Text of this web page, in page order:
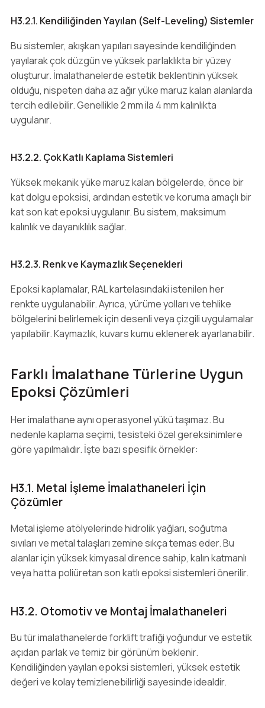
H3.2.1. Kendiliğinden Yayılan (Self-Leveling) Sistemler
Bu sistemler, akışkan yapıları sayesinde kendiliğinden
yayılarak çok düzgün ve yüksek parlaklıkta bir yüzey
oluşturur. İmalathanelerde estetik beklentinin yüksek
olduğu, nispeten daha az ağır yüke maruz kalan alanlarda
tercih edilebilir. Genellikle 2 mm ila 4 mm kalınlıkta
uygulanır.
H3.2.2. Çok Katlı Kaplama Sistemleri
Yüksek mekanik yüke maruz kalan bölgelerde, önce bir
kat dolgu epoksisi, ardından estetik ve koruma amaçlı bir
kat son kat epoksi uygulanır. Bu sistem, maksimum
kalınlık ve dayanıklılık sağlar.
H3.2.3. Renk ve Kaymazlık Seçenekleri
Epoksi kaplamalar, RAL kartelasındaki istenilen her
renkte uygulanabilir. Ayrıca, yürüme yolları ve tehlike
bölgelerini belirlemek için desenli veya çizgili uygulamalar
yapılabilir. Kaymazlık, kuvars kumu eklenerek ayarlanabilir.
Farklı İmalathane Türlerine Uygun
Epoksi Çözümleri
Her imalathane aynı operasyonel yükü taşımaz. Bu
nedenle kaplama seçimi, tesisteki özel gereksinimlere
göre yapılmalıdır. İşte bazı spesifik örnekler:
H3.1. Metal İşleme İmalathaneleri İçin
Çözümler
Metal işleme atölyelerinde hidrolik yağları, soğutma
sıvıları ve metal talaşları zemine sıkça temas eder. Bu
alanlar için yüksek kimyasal dirence sahip, kalın katmanlı
veya hatta poliüretan son katlı epoksi sistemleri önerilir.
H3.2. Otomotiv ve Montaj İmalathaneleri
Bu tür imalathanelerde forklift trafiği yoğundur ve estetik
açıdan parlak ve temiz bir görünüm beklenir.
Kendiliğinden yayılan epoksi sistemleri, yüksek estetik
değeri ve kolay temizlenebilirliği sayesinde idealdir.